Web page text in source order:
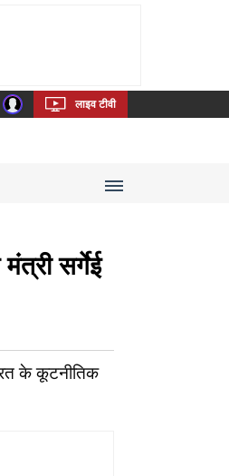
Kannada Malayalam
लाइव टीवी
सर्गेई
के कूटनीतिक